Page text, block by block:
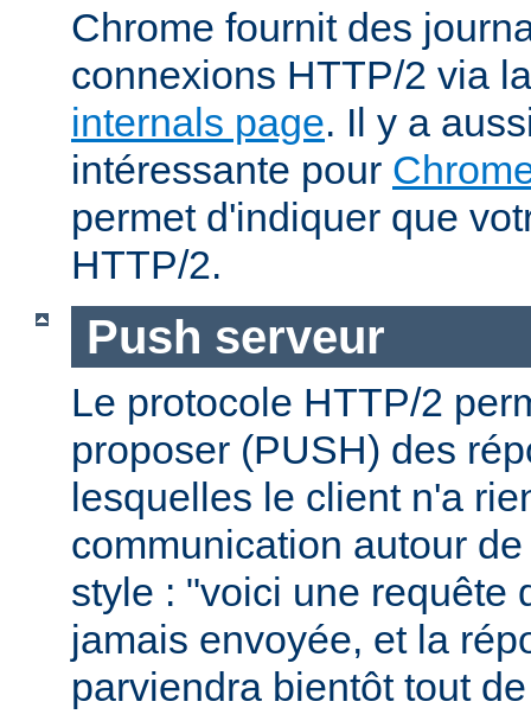
Chrome fournit des
connexions HTTP/2 via
internals page. Il y a
intéressante pour
permet d'indiquer que
HTTP/2.
Push serveur
Le protocole HTTP/2
proposer (PUSH) des
lesquelles le client n'a
communication autour
style : "voici une requête
jamais envoyée, et la
parviendra bientôt tout